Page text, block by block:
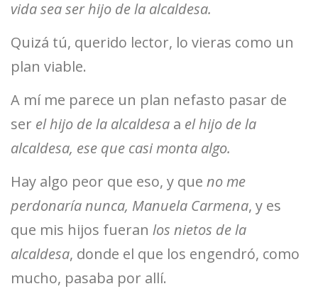
vida sea ser hijo de la alcaldesa.
Quizá tú, querido lector, lo vieras como un
plan viable.
A mí me parece un plan nefasto pasar de
ser el hijo de la alcaldesa a el hijo de la
alcaldesa, ese que casi monta algo.
Hay algo peor que eso, y que no me
perdonaría nunca, Manuela Carmena, y es
que mis hijos fueran los nietos de la
alcaldesa, donde el que los engendró, como
mucho, pasaba por allí.